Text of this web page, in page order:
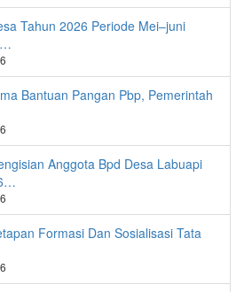
Tahun 2026 Periode Mei–juni
Bantuan Pangan Pbp, Pemerintah
Anggota Bpd Desa Labuapi
Formasi Dan Sosialisasi Tata